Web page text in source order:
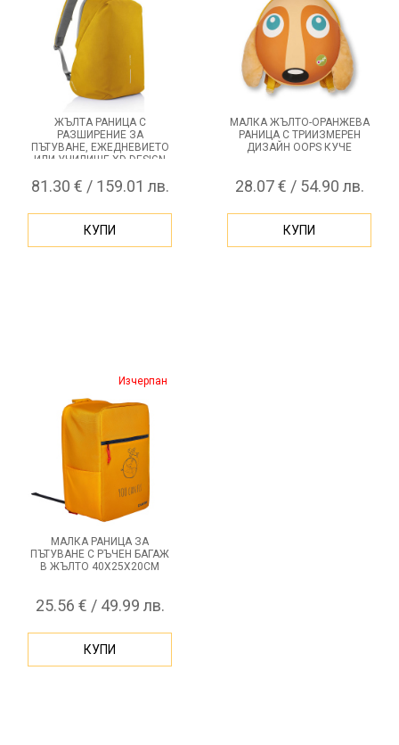
ЖЪЛТА РАНИЦА С
РАЗШИРЕНИЕ ЗА
ПЪТУВАНЕ, ЕЖЕДНЕВИЕТО
ИЛИ УЧИЛИЩЕ XD DESIGN
81.30 € / 159.01 лв.
КУПИ
МАЛКА ЖЪЛТО-ОРАНЖЕВА
РАНИЦА С ТРИИЗМЕРЕН
ДИЗАЙН OOPS КУЧЕ
28.07 € / 54.90 лв.
КУПИ
МАЛКА РАНИЦА ЗА
ПЪТУВАНЕ С РЪЧЕН БАГАЖ
В ЖЪЛТО 40Х25Х20СМ
Изчерпан
25.56 € / 49.99 лв.
КУПИ